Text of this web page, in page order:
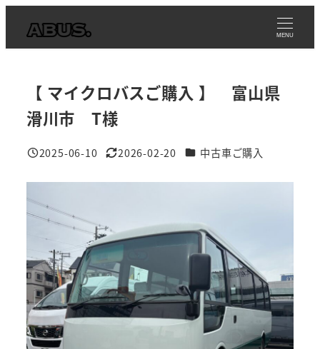
MENU
【 マイクロバスご購入 】 富山県
滑川市 T様
投稿日
2025-06-10
更新日
2026-02-20 事例カテゴリ
中古車ご購入